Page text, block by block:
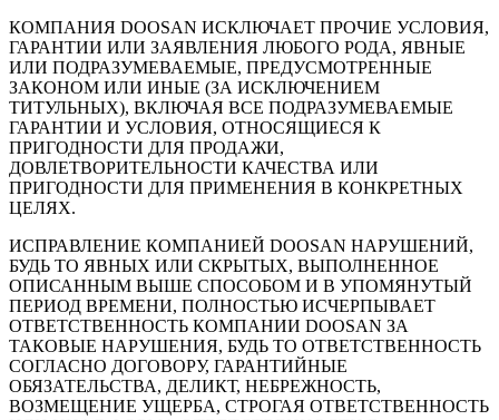
КОМПАНИЯ DOOSAN ИСКЛЮЧАЕТ ПРОЧИЕ УСЛОВИЯ,
ГАРАНТИИ ИЛИ ЗАЯВЛЕНИЯ ЛЮБОГО РОДА, ЯВНЫЕ
ИЛИ ПОДРАЗУМЕВАЕМЫЕ, ПРЕДУСМОТРЕННЫЕ
ЗАКОНОМ ИЛИ ИНЫЕ (ЗА ИСКЛЮЧЕНИЕМ
ТИТУЛЬНЫХ), ВКЛЮЧАЯ ВСЕ ПОДРАЗУМЕВАЕМЫЕ
ГАРАНТИИ И УСЛОВИЯ, ОТНОСЯЩИЕСЯ К
ПРИГОДНОСТИ ДЛЯ ПРОДАЖИ,
ДОВЛЕТВОРИТЕЛЬНОСТИ КАЧЕСТВА ИЛИ
ПРИГОДНОСТИ ДЛЯ ПРИМЕНЕНИЯ В КОНКРЕТНЫХ
ЦЕЛЯХ.
ИСПРАВЛЕНИЕ КОМПАНИЕЙ DOOSAN НАРУШЕНИЙ,
БУДЬ ТО ЯВНЫХ ИЛИ СКРЫТЫХ, ВЫПОЛНЕННОЕ
ОПИСАННЫМ ВЫШЕ СПОСОБОМ И В УПОМЯНУТЫЙ
ПЕРИОД ВРЕМЕНИ, ПОЛНОСТЬЮ ИСЧЕРПЫВАЕТ
ОТВЕТСТВЕННОСТЬ КОМПАНИИ DOOSAN ЗА
ТАКОВЫЕ НАРУШЕНИЯ, БУДЬ ТО ОТВЕТСТВЕННОСТЬ
СОГЛАСНО ДОГОВОРУ, ГАРАНТИЙНЫЕ
ОБЯЗАТЕЛЬСТВА, ДЕЛИКТ, НЕБРЕЖНОСТЬ,
ВОЗМЕЩЕНИЕ УЩЕРБА, СТРОГАЯ ОТВЕТСТВЕННОСТЬ